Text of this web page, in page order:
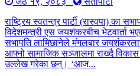
राष्ट्रिय स्वतन्त्र पार्टी (रास्वपा) का
विदेशमन्त्री एस जयशंकरबीच भेटवार्ता
सभापति लामिछानेले मंगलबार
आफ्नो सामाजिक सञ्जालमा राख्दै
उल्लेख गरेका छन्। ‘आज...